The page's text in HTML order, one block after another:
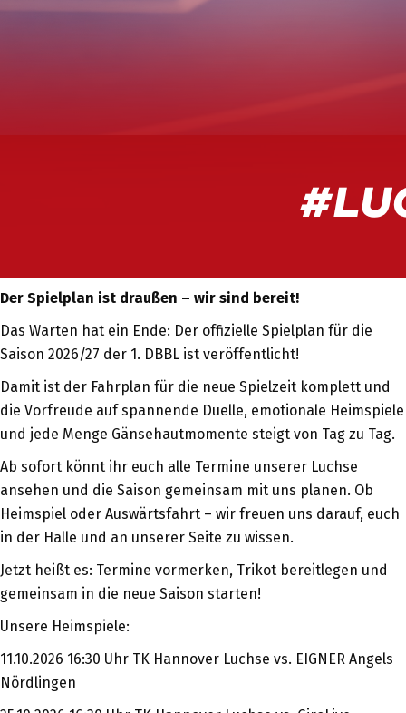
Der Spielplan ist draußen – wir sind bereit!
Das Warten hat ein Ende: Der offizielle Spielplan für die
Saison 2026/27 der 1. DBBL ist veröffentlicht!
Damit ist der Fahrplan für die neue Spielzeit komplett und
die Vorfreude auf spannende Duelle, emotionale Heimspiele
und jede Menge Gänsehautmomente steigt von Tag zu Tag.
Ab sofort könnt ihr euch alle Termine unserer Luchse
ansehen und die Saison gemeinsam mit uns planen. Ob
Heimspiel oder Auswärtsfahrt – wir freuen uns darauf, euch
in der Halle und an unserer Seite zu wissen.
Jetzt heißt es: Termine vormerken, Trikot bereitlegen und
gemeinsam in die neue Saison starten!
Unsere Heimspiele:
11.10.2026 16:30 Uhr TK Hannover Luchse vs. EIGNER Angels
Nördlingen